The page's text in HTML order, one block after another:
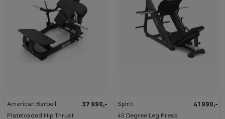
American Barbell
Plateloaded Hip Thrust
37 990,-
Spirit
45 Degree Leg Press
41 990,-